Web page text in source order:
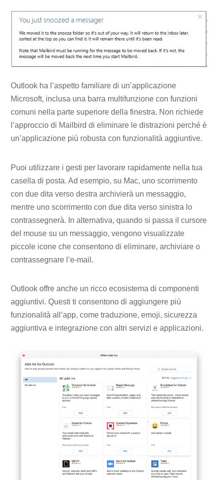
Outlook ha l’aspetto familiare di un’applicazione
Microsoft, inclusa una barra multifunzione con funzioni
comuni nella parte superiore della finestra. Non richiede
l’approccio di Mailbird di eliminare le distrazioni perché è
un’applicazione più robusta con funzionalità aggiuntive.
Puoi utilizzare i gesti per lavorare rapidamente nella tua
casella di posta. Ad esempio, su Mac, uno scorrimento
con due dita verso destra archivierà un messaggio,
mentre uno scorrimento con due dita verso sinistra lo
contrassegnerà. In alternativa, quando si passa il cursore
del mouse su un messaggio, vengono visualizzate
piccole icone che consentono di eliminare, archiviare o
contrassegnare l’e-mail.
Outlook offre anche un ricco ecosistema di componenti
aggiuntivi. Questi ti consentono di aggiungere più
funzionalità all’app, come traduzione, emoji, sicurezza
aggiuntiva e integrazione con altri servizi e applicazioni.